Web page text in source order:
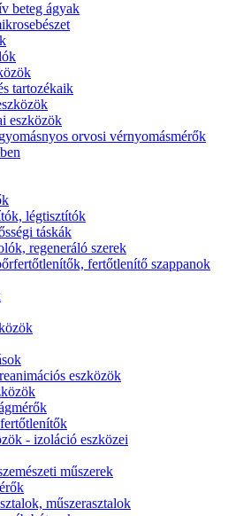
beteg ágyak
tartozékaik
eszközök
orvosi vérnyomásmérők
légtisztítók
táskák
regeneráló szerek
fertőtlenítő szappanok
eszközök
- izoláció eszközei
műszerek
műszerasztalok